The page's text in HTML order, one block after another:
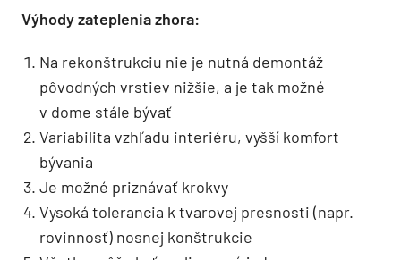
Výhody zateplenia zhora:
Na rekonštrukciu nie je nutná demontáž
pôvodných vrstiev nižšie, a je tak možné
v dome stále bývať
Variabilita vzhľadu interiéru, vyšší komfort
bývania
Je možné priznávať krokvy
Vysoká tolerancia k tvarovej presnosti (napr.
rovinnosť) nosnej konštrukcie